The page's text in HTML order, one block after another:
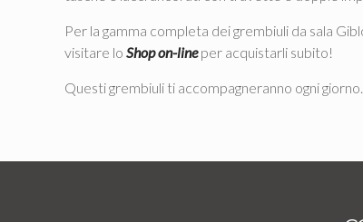
Per la gamma completa dei grembiuli da sala
visitare loShop on-lineper acquistarli subito!
Questi grembiuli ti accompagneranno ogni giorno.